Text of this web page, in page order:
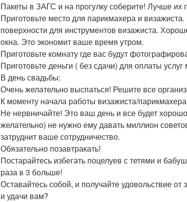
Пакеты в ЗАГС и на прогулку соберите! Лучше их
Приготовьте место для парикмахера и
поверхности для инструментов визажиста.
окна. Это экономит ваше время утром.
Приготовьте комнату где вас будут
Приготовьте деньги ( без сдачи) для оплаты услуг
В день свадьбы:
Очень желательно выспаться! Решите все
К моменту начала работы визажиста/
Не нервничайте! Это ваш день и все будет
желательно) не нужно ему давать миллион
затруднит ваше сотрудничество.
Обязательно позавтракать!
Постарайтесь избегать поцелуев с тетями и
раза в 3 больше!
Оставайтесь собой, и получайте удовольствие
и удачи вам?